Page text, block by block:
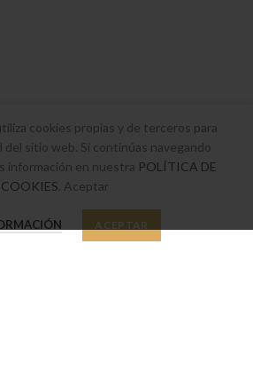
cookies propias y de terceros para
del sitio web. Si continúas navegando
información en nuestra POLÍTICA DE
COOKIES . Aceptar
ACEPTAR